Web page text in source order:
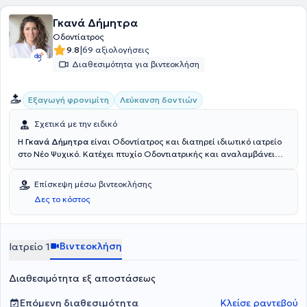
επαγγελματικής του φιλοσοφίας.
Γκανά Δήμητρα
Οδοντίατρος
9.8|69 αξιολογήσεις
Διαθεσιμότητα για βιντεοκλήση
Εξαγωγή φρονιμίτη Λεύκανση δοντιών
Σχετικά με την ειδικό
Η Γκανά Δήμητρα είναι Οδοντίατρος και διατηρεί ιδιωτικό ιατρείο
στο Νέο Ψυχικό. Κατέχει πτυχίο Οδοντιατρικής και αναλαμβάνει
επανορθωτική, αισθητική οδοντιατρική, λεύκανση, ορθοδοντική,
παιδοδοντία και προληπτική οδοντιατρική. Ο χώρος του ιατρείου
είναι πλήρως εξοπλισμένος, ενώ είναι καθαρός και φιλόξενος τόσο
για τους μεγάλους, όσο και για τους μικρούς ασθενείς.
Επίσκεψη μέσω βιντεοκλήσης
Δες το κόστος
Ιατρείο 1 Βιντεοκλήση
Διαθεσιμότητα εξ αποστάσεως
Επόμενη διαθεσιμότητα
Κλείσε ραντεβού